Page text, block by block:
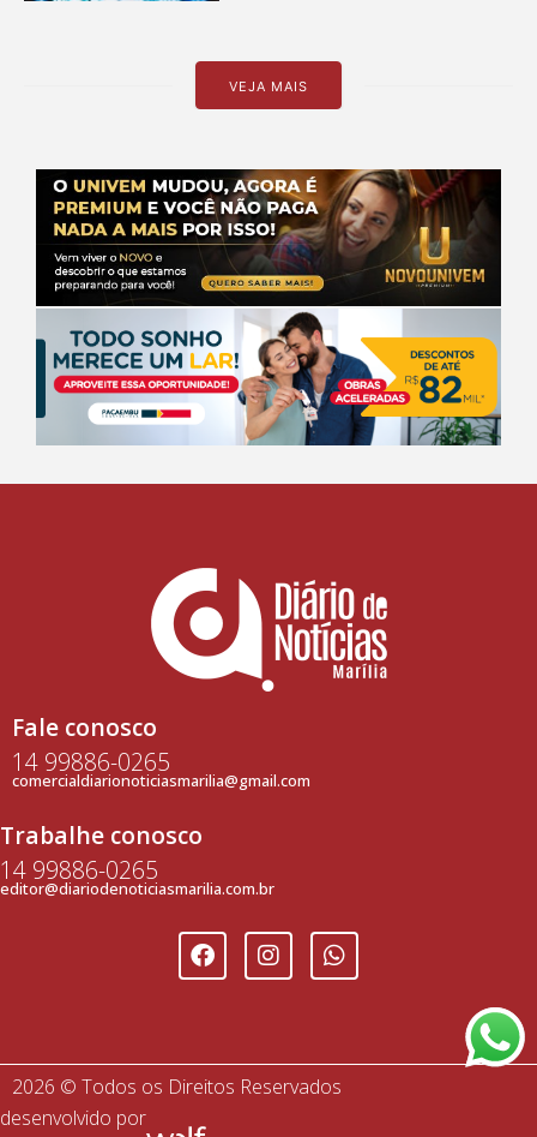
VEJA MAIS
Fale conosco
14 99886-0265
comercialdiarionoticiasmarilia@gmail.com
Trabalhe conosco
14 99886-0265
editor@diariodenoticiasmarilia.com.br
2026 © Todos os Direitos Reservados
desenvolvido por